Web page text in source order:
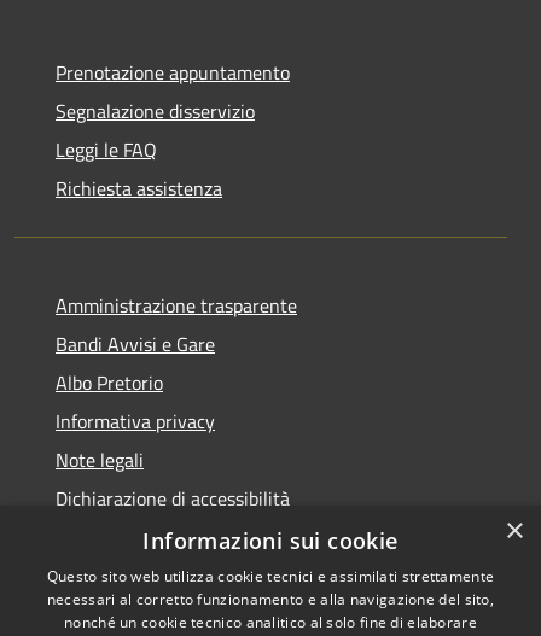
Prenotazione appuntamento
Segnalazione disservizio
Leggi le FAQ
Richiesta assistenza
Amministrazione trasparente
Bandi Avvisi e Gare
Albo Pretorio
Informativa privacy
Note legali
Dichiarazione di accessibilità
Copyright © 2026 • Comune di
×
Informazioni sui cookie
Questo sito web utilizza cookie tecnici e assimilati strettamente
necessari al corretto funzionamento e alla navigazione del sito,
nonché un cookie tecnico analitico al solo fine di elaborare